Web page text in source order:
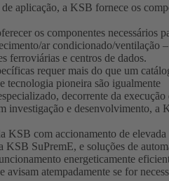
aplicação, a KSB fornece os
os componentes necessários
ar condicionado/ventilação
ferroviárias e centros de dados.
requer mais do que um
tecnologia pioneira são igualmente
decorrente da execução
investigação e desenvolvimento, a
KSB com accionamento de elevada
KSB SuPremE, e soluções de
energeticamente
atempadamente se for